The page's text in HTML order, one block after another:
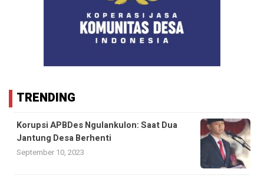
TRENDING
Korupsi APBDes Ngulankulon: Saat Dua
Jantung Desa Berhenti
September 10, 2023